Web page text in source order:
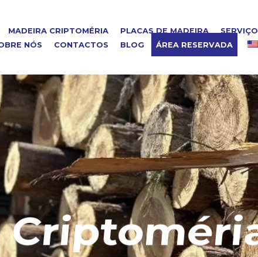
MADEIRA CRIPTOMÉRIA PLACAS DE MADEIRA
NÓS
CONTACTOS BLOG ÁREA RESERVADA